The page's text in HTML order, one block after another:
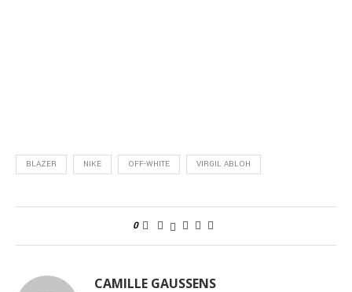
BLAZER NIKE OFF-WHITE VIRGIL ABLOH
0
CAMILLE GAUSSENS